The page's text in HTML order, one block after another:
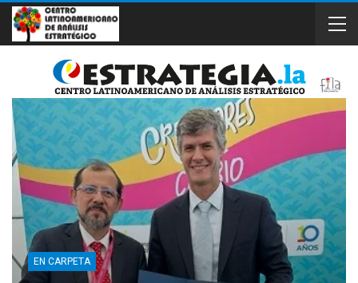
EN CARPETA